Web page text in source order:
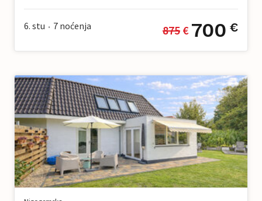
6. stu • 7 noćenja 875 € 700 €